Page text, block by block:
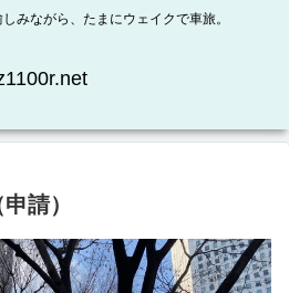
みながら、たまにウェイクで車旅。
請）